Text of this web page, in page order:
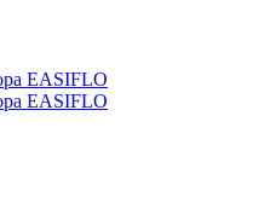
EASIFLO
EASIFLO